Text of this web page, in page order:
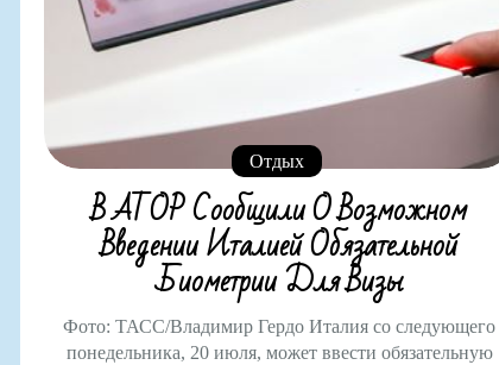
Отдых
В АТОР Сообщили О Возможном
Введении Италией Обязательной
Биометрии Для Визы
Фото: ТАСС/Владимир Гердо Италия со следующего
понедельника, 20 июля, может ввести обязательную